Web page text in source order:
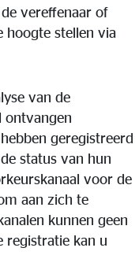
vereffenaar of
hoogte stellen via
van de
ontvangen
geregistreerd
status van hun
voor de
aan zich te
kunnen geen
registratie kan u